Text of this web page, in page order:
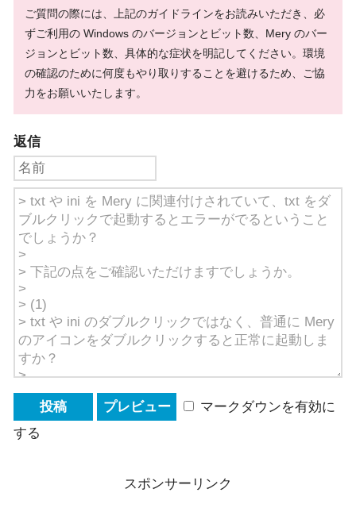
ご質問の際には、上記のガイドラインをお読みいただき、必
ずご利用の Windows のバージョンとビット数、Mery のバー
ジョンとビット数、具体的な症状を明記してください。環境
の確認のために何度もやり取りすることを避けるため、ご協
力をお願いいたします。
返信
マークダウンを有効に
する
スポンサーリンク